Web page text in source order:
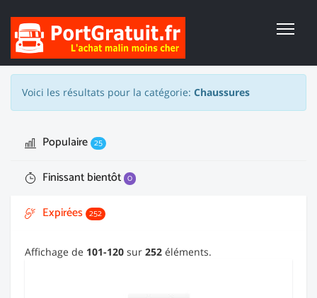
Voici les résultats pour la catégorie: Chaussures
Populaire 25
Finissant bientôt 0
Expirées 252
Affichage de 101-120 sur 252 éléments.